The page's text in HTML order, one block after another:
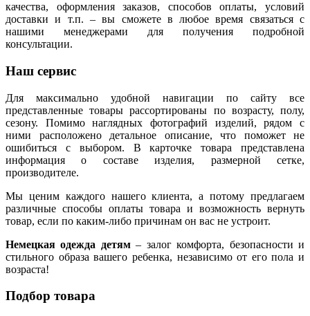
качества, оформления заказов, способов оплаты, условий
доставки и т.п. – вы сможете в любое время связаться с
нашими менеджерами для получения подробной
консультации.
Наш сервис
Для максимально удобной навигации по сайту все
представленные товары рассортированы по возрасту, полу,
сезону. Помимо наглядных фотографий изделий, рядом с
ними расположено детальное описание, что поможет не
ошибиться с выбором. В карточке товара представлена
информация о составе изделия, размерной сетке,
производителе.
Мы ценим каждого нашего клиента, а потому предлагаем
различные способы оплаты товара и возможность вернуть
товар, если по каким-либо причинам он вас не устроит.
Немецкая одежда детям– залог комфорта, безопасности и
стильного образа вашего ребенка, независимо от его пола и
возраста!
Подбор товара